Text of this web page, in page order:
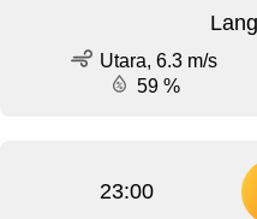
Utara, 6.3 m/s
59 %
23:00